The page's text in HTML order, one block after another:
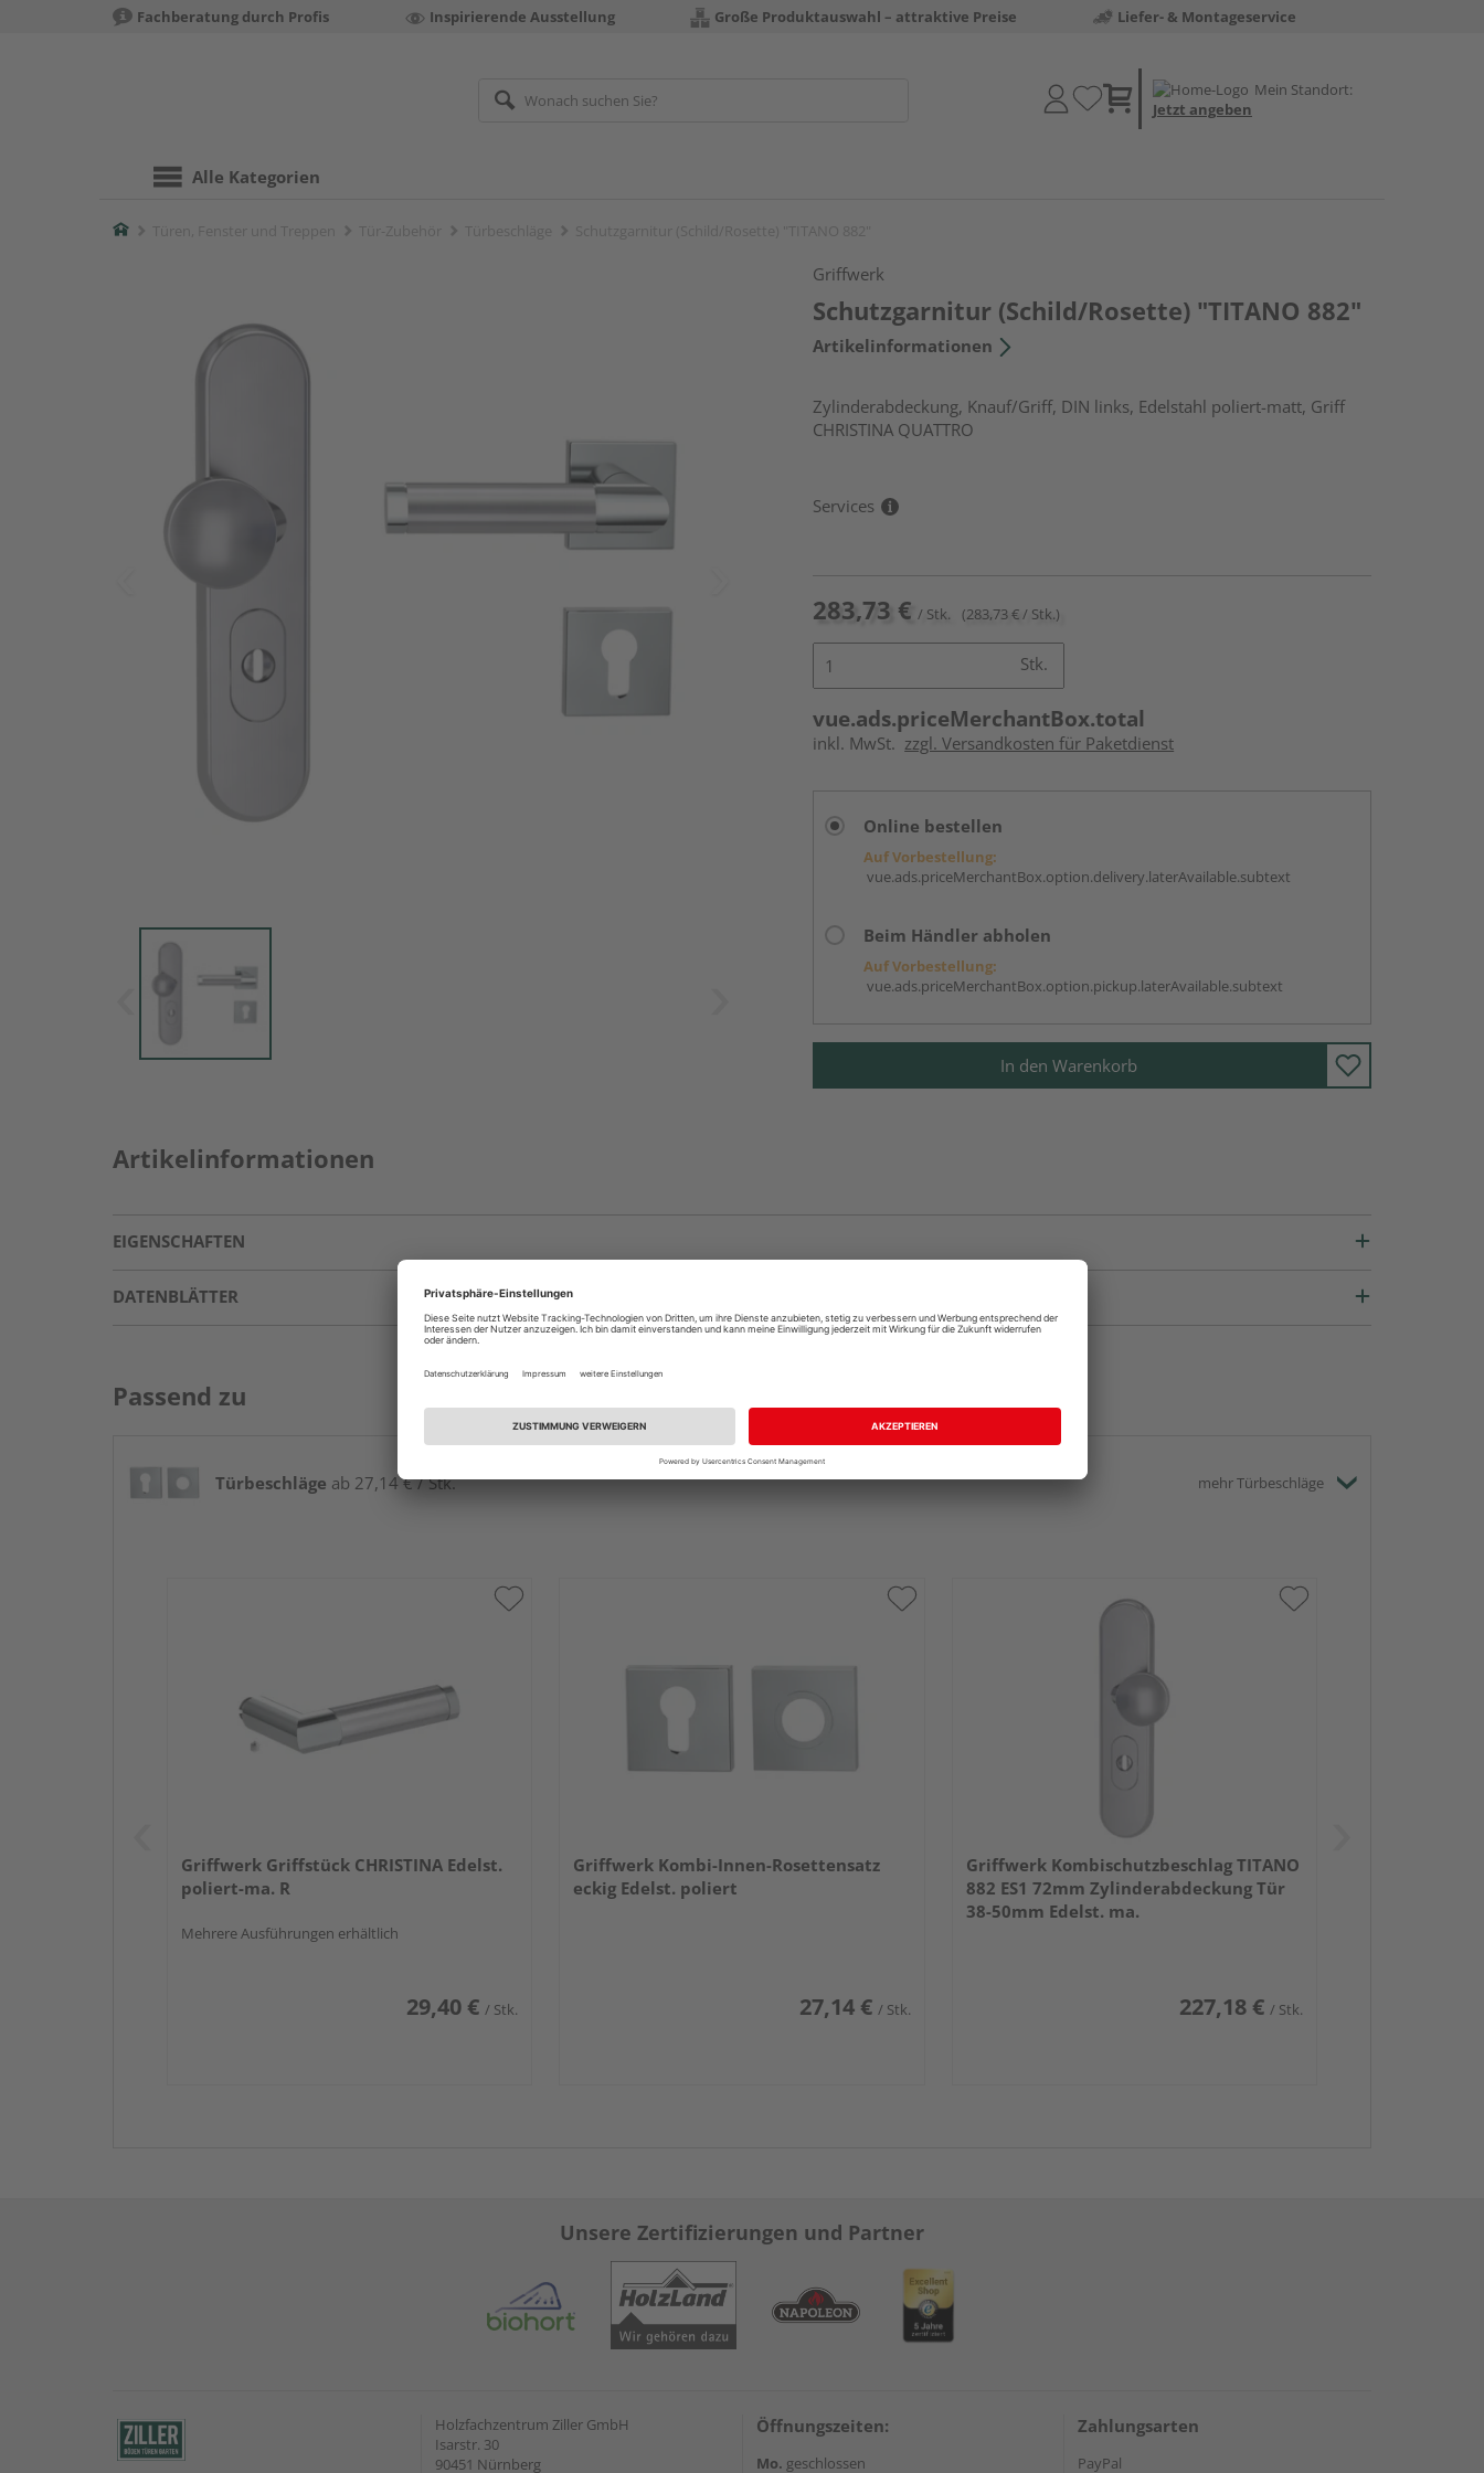
Fachberatung durch Profis Inspirierende Ausstellung Große Produktauswahl – attraktive Preise Liefer- & Montageservice
Mein Standort:
Jetzt angeben
Alle Kategorien
Home
Griffwerk
Schutzgarnitur (Schild/Rosette) "TITANO 882"
Artikelinformationen
Zylinderabdeckung, Knauf/Griff, DIN links, Edelstahl poliert-matt, Griff
CHRISTINA QUATTRO
Services
283,73 € / Stk. (283,73 € / Stk.)
Stk.
vue.ads.priceMerchantBox.total
inkl. MwSt. zzgl. Versandkosten für Paketdienst
Online bestellen
Auf Vorbestellung:
vue.ads.priceMerchantBox.option.delivery.laterAvailable.subtext
Beim Händler abholen
Auf Vorbestellung:
vue.ads.priceMerchantBox.option.pickup.laterAvailable.subtext
In den Warenkorb
Artikelinformationen
EIGENSCHAFTEN
DATENBLÄTTER
Passend zu
Türbeschläge ab 27,14 € / Stk. mehr Türbeschläge
Griffwerk Griffstück CHRISTINA Edelst.
poliert-ma. R
Mehrere Ausführungen erhältlich
29,40 € / Stk.
Griffwerk Kombi-Innen-Rosettensatz
eckig Edelst. poliert
27,14 € / Stk.
Griffwerk Kombischutzbeschlag TITANO
882 ES1 72mm Zylinderabdeckung Tür
38-50mm Edelst. ma.
227,18 € / Stk.
Unsere Zertifizierungen und Partner
Holzfachzentrum Ziller GmbH
Isarstr. 30
90451 Nürnberg
Öffnungszeiten:
Mo. geschlossen
Zahlungsarten
PayPal